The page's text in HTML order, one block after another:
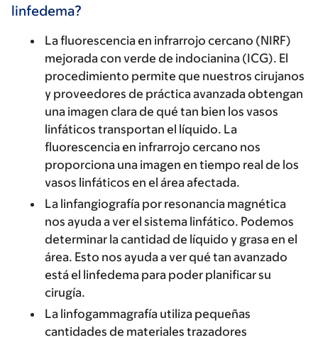
linfedema?
La fluorescencia en infrarrojo cercano (NIRF)
mejorada con verde de indocianina (ICG). El
procedimiento permite que nuestros cirujanos
y proveedores de práctica avanzada obtengan
una imagen clara de qué tan bien los vasos
linfáticos transportan el líquido. La
fluorescencia en infrarrojo cercano nos
proporciona una imagen en tiempo real de los
vasos linfáticos en el área afectada.
La linfangiografía por resonancia magnética
nos ayuda a ver el sistema linfático. Podemos
determinar la cantidad de líquido y grasa en el
área. Esto nos ayuda a ver qué tan avanzado
está el linfedema para poder planificar su
cirugía.
La linfogammagrafía utiliza pequeñas
cantidades de materiales trazadores